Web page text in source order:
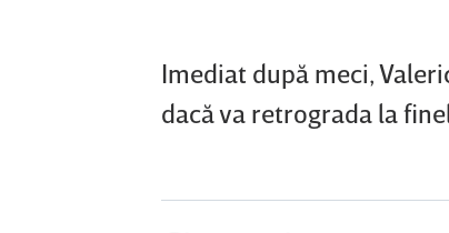
Imediat după meci,
dacă va retrograda la